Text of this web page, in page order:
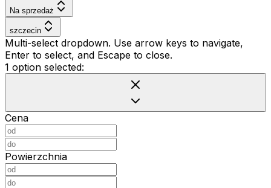
Na sprzedaż
szczecin
Multi-select dropdown. Use arrow keys to navigate,
Enter to select, and Escape to close.
1 option selected:
Cena
Powierzchnia